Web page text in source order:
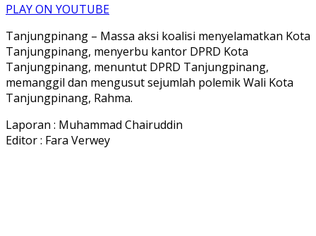
PLAY ON YOUTUBE
Tanjungpinang – Massa aksi koalisi menyelamatkan Kota
Tanjungpinang, menyerbu kantor DPRD Kota
Tanjungpinang, menuntut DPRD Tanjungpinang,
memanggil dan mengusut sejumlah polemik Wali Kota
Tanjungpinang, Rahma.
Laporan : Muhammad Chairuddin
Editor : Fara Verwey